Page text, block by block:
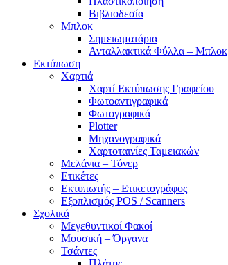
Βιβλιοδεσία
Μπλοκ
Σημειωματάρια
Ανταλλακτικά Φύλλα – Μπλοκ
Εκτύπωση
Χαρτιά
Χαρτί Εκτύπωσης Γραφείου
Φωτοαντιγραφικά
Φωτογραφικά
Plotter
Μηχανογραφικά
Χαρτοταινίες Ταμειακών
Μελάνια – Τόνερ
Ετικέτες
Εκτυπωτής – Ετικετογράφος
Εξοπλισμός POS / Scanners
Σχολικά
Μεγεθυντικοί Φακοί
Μουσική – Όργανα
Τσάντες